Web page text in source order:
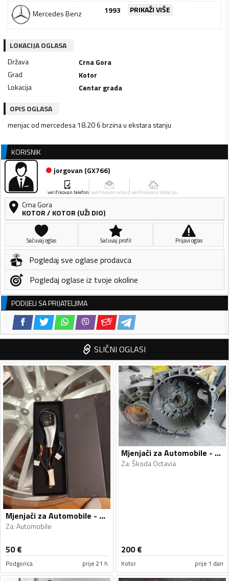
Mercedes Benz 1993 PRIKAŽI VIŠE
LOKACIJA OGLASA
Država
Crna Gora
Grad
Kotor
Lokacija
Centar grada
OPIS OGLASA
menjac od mercedesa 18.20 6 brzina u ekstara stanju
KORISNIK
jorgovan (GX766)
verifikovan telefon verifikovan email verifikovana lokacija
Crna Gora
KOTOR/ KOTOR (UŽI DIO)
Sačuvaj oglas Sačuvaj profil Prijavi oglas
Pogledaj sve oglase prodavca
Pogledaj oglase iz tvoje okoline
PODIJELI SA PRIJATELJIMA
SLIČNI OGLASI
Mjenjači za Automobile - Automobile - Univerzalno
Za:Automobile
50€
Podgorica prije 21 h
Mjenjači za Automobile - Škoda - Octavia - 2009
Za:Škoda Octavia
200€
Kotor prije 1 dan